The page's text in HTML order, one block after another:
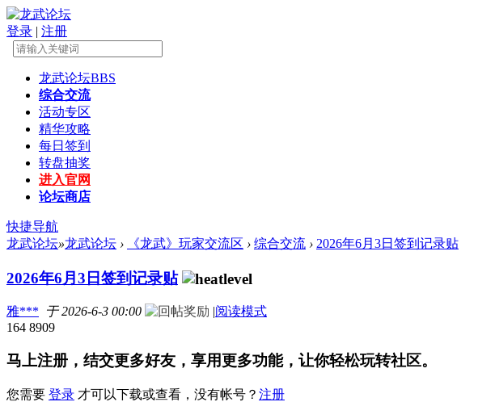
登录 | 注册
龙武论坛BBS
综合交流
活动专区
精华攻略
每日签到
转盘抽奖
进入官网
论坛商店
快捷导航
龙武论坛»龙武论坛 › 《龙武》玩家交流区 › 综合交流 › 2026年6月3日签到记录贴
2026年6月3日签到记录贴
雅*** 于 2026-6-3 00:00 |阅读模式
164 8909
马上注册，结交更多好友，享用更多功能，让你轻松玩转社区。
您需要 登录 才可以下载或查看，没有帐号？ 注册